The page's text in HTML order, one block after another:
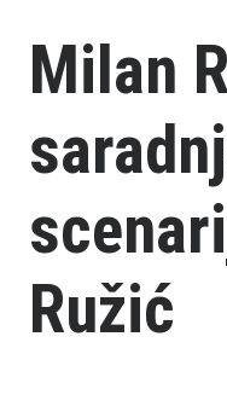
Milan
Ružić